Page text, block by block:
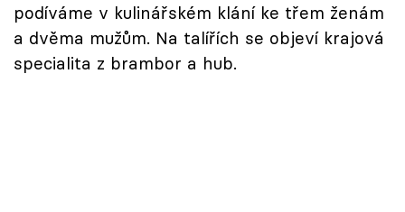
podíváme v kulinářském klání ke třem ženám
a dvěma mužům. Na talířích se objeví krajová
specialita z brambor a hub.